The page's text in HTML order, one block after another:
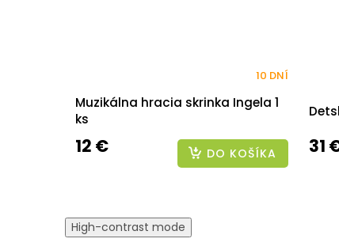
Muzikálna hracia skrinka Ingela 1
ks
10 DNÍ
12 € DO KOŠÍKA 31
High-contrast mode